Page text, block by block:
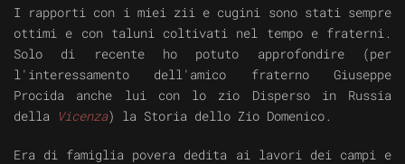
I rapporti con i miei zii e cugini sono stati sempre
ottimi e con taluni coltivati nel tempo e fraterni.
Solo di recente ho potuto approfondire (per
l'interessamento dell'amico fraterno Giuseppe
Procida anche lui con lo zio Disperso in Russia
della Vicenza) la Storia dello Zio Domenico.
Era di famiglia povera dedita ai lavori dei campi e